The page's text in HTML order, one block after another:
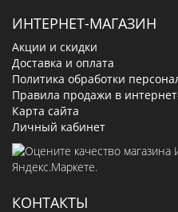
ИНТЕРНЕТ-МАГАЗИН
Акции и скидки
Доставка и оплата
Политика обработки
Правила продажи в
Карта сайта
Личный кабинет
КОНТАКТЫ